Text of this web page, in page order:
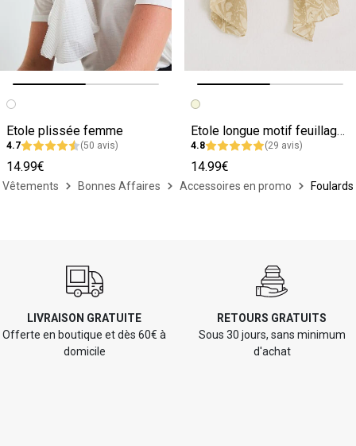
Image précédente
Image suivante
Etole plissée femme
4.7 (50 avis)
14.99€
Image précédente
Image suivante
Etole longue motif feuillage femme
4.8 (29 avis)
14.99€
Vêtements Bonnes Affaires Accessoires en promo Foulards
LIVRAISON GRATUITE
Offerte en boutique et dès 60€ à
domicile
RETOURS GRATUITS
Sous 30 jours, sans minimum
d'achat